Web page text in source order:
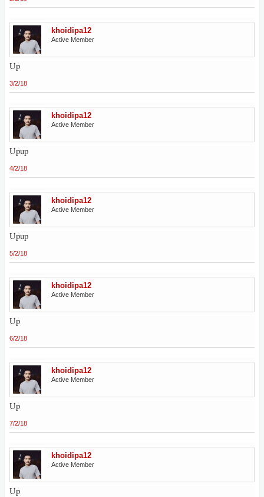
khoidipa12
Active Member
Up
3/2/18
khoidipa12
Active Member
Upup
4/2/18
khoidipa12
Active Member
Upup
5/2/18
khoidipa12
Active Member
Up
6/2/18
khoidipa12
Active Member
Up
7/2/18
khoidipa12
Active Member
Up